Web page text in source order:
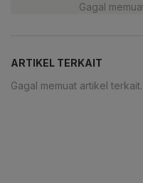
Gagal
ARTIKEL TERKAIT
Gagal memuat artikel terkait.